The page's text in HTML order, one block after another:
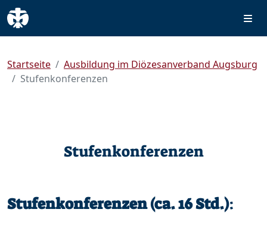
Startseite
Ausbildung im Diözesanverband Augsburg
Stufenkonferenzen
Stufenkonferenzen
Stufenkonferenzen (ca. 16 Std.):